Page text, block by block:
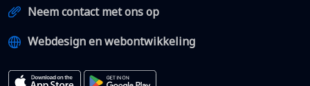
Neem contact met ons op
Webdesign en webontwikkeling